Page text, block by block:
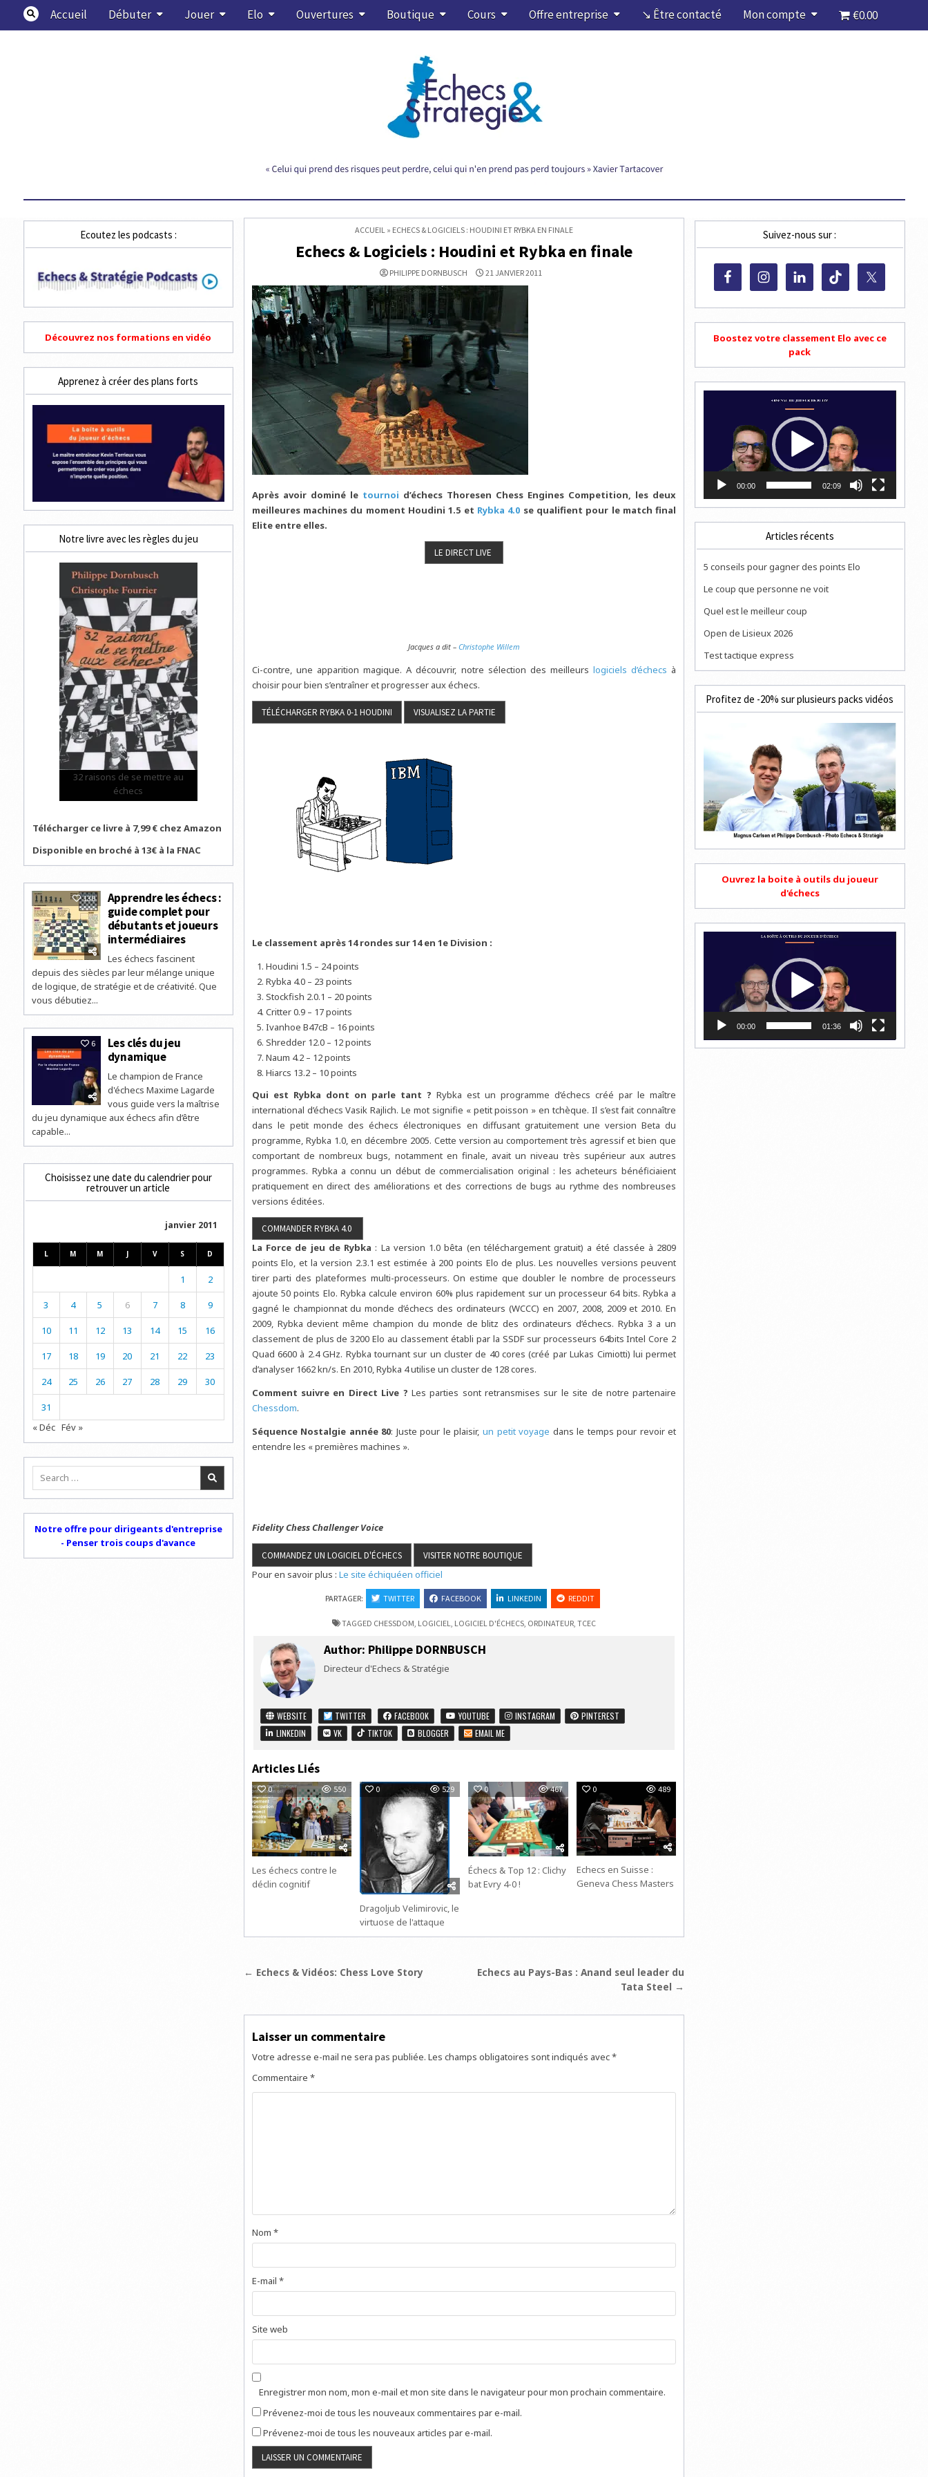
content
Accueil Débuter Jouer Elo Ouvertures Boutique Cours Offre entreprise ↘ Être contacté Mon compte €0.00
ACCUEIL » ECHECS & LOGICIELS : HOUDINI ET RYBKA EN FINALE
Echecs & Logiciels : Houdini et Rybka en finale
PHILIPPE DORNBUSCH 21 JANVIER 2011
Après avoir dominé le tournoi d’échecs Thoresen Chess Engines Competition, les deux
meilleures machines du moment Houdini 1.5 et Rybka 4.0 se qualifient pour le match final
Elite entre elles.
Jacques a dit – Christophe Willem
Ci-contre, une apparition magique. A découvrir, notre sélection des meilleurs logiciels d’échecs à
choisir pour bien s’entraîner et progresser aux échecs.
Le classement après 14 rondes sur 14 en 1e Division :
Houdini 1.5 – 24 points
Rybka 4.0 – 23 points
Stockfish 2.0.1 – 20 points
Critter 0.9 – 17 points
Ivanhoe B47cB – 16 points
Shredder 12.0 – 12 points
Naum 4.2 – 12 points
Hiarcs 13.2 – 10 points
Qui est Rybka dont on parle tant ? Rybka est un programme d’échecs créé par le maître
international d’échecs Vasik Rajlich. Le mot signifie « petit poisson » en tchèque. Il s’est fait connaître
dans le petit monde des échecs électroniques en diffusant gratuitement une version Beta du
programme, Rybka 1.0, en décembre 2005. Cette version au comportement très agressif et bien que
comportant de nombreux bugs, notamment en finale, avait un niveau très supérieur aux autres
programmes. Rybka a connu un début de commercialisation original : les acheteurs bénéficiaient
pratiquement en direct des améliorations et des corrections de bugs au rythme des nombreuses
versions éditées.
La Force de jeu de Rybka : La version 1.0 bêta (en téléchargement gratuit) a été classée à 2809
points Elo, et la version 2.3.1 est estimée à 200 points Elo de plus. Les nouvelles versions peuvent
tirer parti des plateformes multi-processeurs. On estime que doubler le nombre de processeurs
ajoute 50 points Elo. Rybka calcule environ 60% plus rapidement sur un processeur 64 bits. Rybka a
gagné le championnat du monde d’échecs des ordinateurs (WCCC) en 2007, 2008, 2009 et 2010. En
2009, Rybka devient même champion du monde de blitz des ordinateurs d’échecs. Rybka 3 a un
classement de plus de 3200 Elo au classement établi par la SSDF sur processeurs 64bits Intel Core 2
Quad 6600 à 2.4 GHz. Rybka tournant sur un cluster de 40 cores (créé par Lukas Cimiotti) lui permet
d’analyser 1662 kn/s. En 2010, Rybka 4 utilise un cluster de 128 cores.
Comment suivre en Direct Live ? Les parties sont retransmises sur le site de notre partenaire
Chessdom.
Séquence Nostalgie année 80: Juste pour le plaisir, un petit voyage dans le temps pour revoir et
entendre les « premières machines ».
Fidelity Chess Challenger Voice
Pour en savoir plus : Le site échiquéen officiel
PARTAGER: TWITTER FACEBOOK LINKEDIN REDDIT
TAGGED CHESSDOM LOGICIEL LOGICIEL D'ÉCHECS ORDINATEUR TCEC
Author: Philippe DORNBUSCH
Directeur d'Echecs & Stratégie
WEBSITE TWITTER FACEBOOK YOUTUBE INSTAGRAM
PINTEREST
LINKEDIN
VK TIKTOK BLOGGER EMAIL ME
Articles Liés
0 550
Les échecs contre le
déclin cognitif
0 529
Dragoljub Velimirovic, le
virtuose de l'attaque
0 467
Échecs & Top 12 : Clichy
bat Evry 4-0 !
0 489
Echecs en Suisse :
Geneva Chess Masters
Navigation
l’article
Echecs au Pays-Bas : Anand seul leader du
Tata Steel →
← Echecs & Vidéos: Chess Love Story
Laisser un commentaire
Votre adresse e-mail ne sera pas publiée. Les champs obligatoires sont indiqués avec*
Commentaire *
Nom *
E-mail *
Site web
Enregistrer mon nom, mon e-mail et mon site dans le navigateur pour mon prochain commentaire.
Prévenez-moi de tous les nouveaux commentaires par e-mail.
Prévenez-moi de tous les nouveaux articles par e-mail.
Ecoutez les podcasts :
Découvrez nos formations en vidéo
Apprenez à créer des plans forts
Notre livre avec les règles du jeu
32 raisons de se mettre au
échecs
Télécharger ce livre à 7,99 € chez Amazon
Disponible en broché à 13€ à la FNAC
130
Apprendre les échecs :
guide complet pour
débutants et joueurs
intermédiaires
Les échecs fascinent
depuis des siècles par leur mélange unique
de logique, de stratégie et de créativité. Que
vous débutiez...
6
Les clés du jeu
dynamique
Le champion de France
d'échecs Maxime Lagarde
vous guide vers la maîtrise
du jeu dynamique aux échecs afin d’être
capable...
Choisissez une date du calendrier pour
retrouver un article
janvier 2011
L M M J V S D
1 2
3 4 5 6 7 8 9
10 11 12 13 14 15 16
17 18 19 20 21 22 23
24 25 26 27 28 29 30
31
« Déc Fév »
Search
Notre offre pour dirigeants d'entreprise
- Penser trois coups d'avance
Suivez-nous sur :
Boostez votre classement Elo avec ce
pack
00:00 02:09
Articles récents
5 conseils pour gagner des points Elo
Le coup que personne ne voit
Quel est le meilleur coup
Open de Lisieux 2026
Test tactique express
Profitez de -20% sur plusieurs packs vidéos
Ouvrez la boite à outils du joueur
d'échecs
00:00 01:36